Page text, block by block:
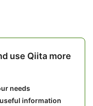
use Qiita more
needs
information